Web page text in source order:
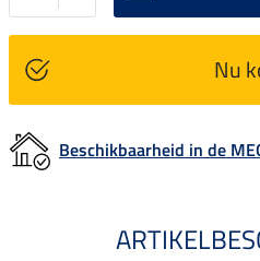
Nu
Beschikbaarheid in de